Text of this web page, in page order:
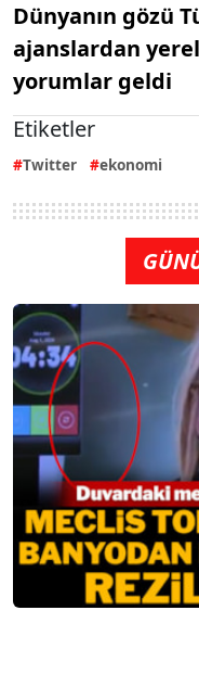
Dünyanın gözü
ajanslardan
yorumlar geldi
Etiketler
Twitter ekonomi